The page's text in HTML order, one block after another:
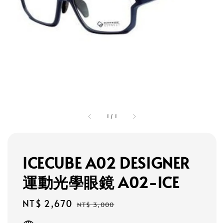
1 / 1
ICECUBE A02 DESIGNER
運動光學眼鏡 A02-ICE
Sale
NT$ 2,670 Regular
NT$ 3,000